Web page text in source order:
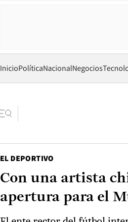
InicioPolíticaNacionalNegocios
EL DEPORTIVO
Con una artista
apertura para el